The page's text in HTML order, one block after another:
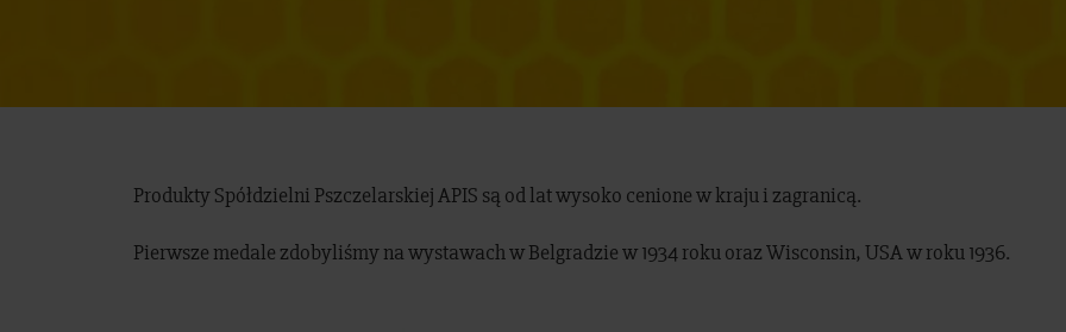
Produkty Spółdzielni Pszczelarskiej APIS są od lat wysoko cenione w kraju i zagranicą.
Pierwsze medale zdobyliśmy na wystawach w Belgradzie w 1934 roku oraz Wisconsin, USA w roku 1936.